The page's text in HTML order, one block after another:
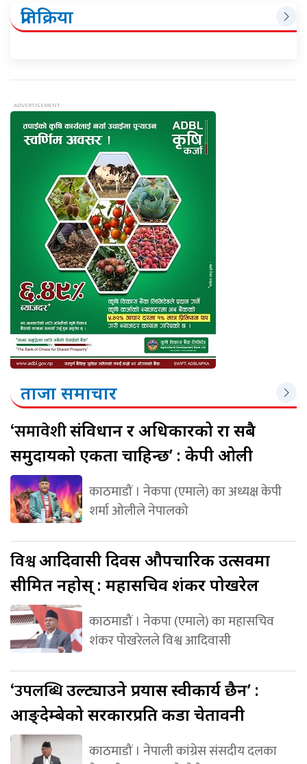
प्रतिक्रिया
ताजा समाचार
‘समावेशीसंविधान र अधिकारको रक्षा सबै
समुदायको एकता चाहिन्छ’ : केपी ओली
काठमाडौं । नेकपा (एमाले) का अध्यक्ष केपी
शर्मा ओलीले नेपालको
विश्वआदिवासी दिवस औपचारिक उत्सवमा
सीमित नहोस् : महासचिव शंकर पोखरेल
काठमाडौं । नेकपा (एमाले) का महासचिव
शंकर पोखरेलले विश्व आदिवासी
‘उपलब्धिउल्ट्याउने प्रयास स्वीकार्य छैन’ :
आङ्देम्बेको सरकारप्रति कडा चेतावनी
काठमाडौं । नेपाली कांग्रेस संसदीय दलका